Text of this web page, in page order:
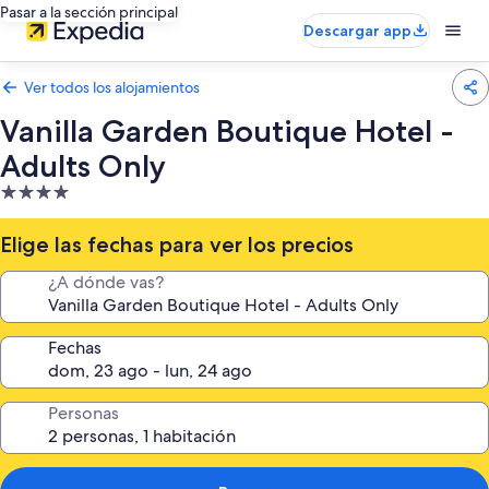
Pasar a la sección principal
Descargar app
Ver todos los alojamientos
Vanilla Garden Boutique Hotel -
Adults Only
Alojamiento
de
4.0 estrellas
Elige las fechas para ver los precios
¿A dónde vas?
Fechas
Personas